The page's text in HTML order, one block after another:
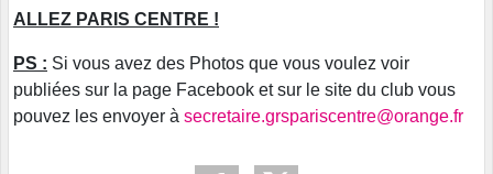
ALLEZ PARIS CENTRE !
PS : Si vous avez des Photos que vous voulez voir
publiées sur la page Facebook et sur le site du club vous
pouvez les envoyer à secretaire.grspariscentre@orange.fr